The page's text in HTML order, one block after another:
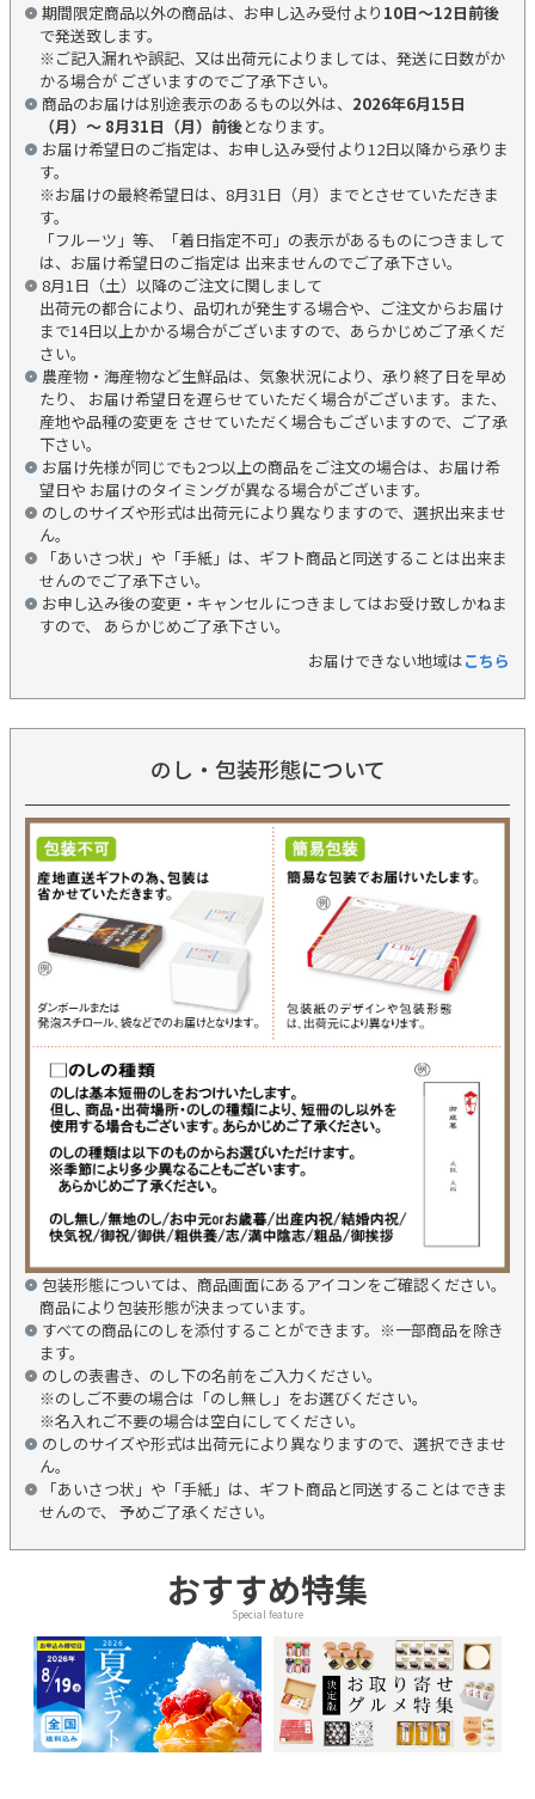
期間限定商品以外の商品は、お申し込み受付より 10日～12日前後
で発送致します。
※ご記入漏れや誤記、又は出荷元によりましては、発送に日数がか
かる場合が ございますのでご了承下さい。
商品のお届けは別途表示のあるもの以外は、 2026年6月15日
（月）～ 8月31日（月）前後となります。
お届け希望日のご指定は、お申し込み受付より12日以降から承りま
す。
※お届けの最終希望日は、8月31日（月）までとさせていただきま
す。
「フルーツ」等、「着日指定不可」の表示があるものにつきまして
は、お届け希望日のご指定は 出来ませんのでご了承下さい。
8月1日（土）以降のご注文に関しまして
出荷元の都合により、品切れが発生する場合や、ご注文からお届け
まで14日以上かかる場合がございますので、あらかじめご了承くだ
さい。
農産物・海産物など生鮮品は、気象状況により、承り終了日を早め
たり、 お届け希望日を遅らせていただく場合がございます。また、
産地や品種の変更を させていただく場合もございますので、ご了承
下さい。
お届け先様が同じでも2つ以上の商品をご注文の場合は、お届け希
望日や お届けのタイミングが異なる場合がございます。
のしのサイズや形式は出荷元により異なりますので、選択出来ませ
ん。
「あいさつ状」や「手紙」は、ギフト商品と同送することは出来ま
せんのでご了承下さい。
お申し込み後の変更・キャンセルにつきましてはお受け致しかねま
すので、 あらかじめご了承下さい。
お届けできない地域はこちら
のし・包装形態について
包装形態については、商品画面にあるアイコンをご確認ください。
商品により包装形態が決まっています。
すべての商品にのしを添付することができます。※一部商品を除き
ます。
のしの表書き、のし下の名前をご入力ください。
※のしご不要の場合は「のし無し」をお選びください。
※名入れご不要の場合は空白にしてください。
のしのサイズや形式は出荷元により異なりますので、選択できませ
ん。
「あいさつ状」や「手紙」は、ギフト商品と同送することはできま
せんので、 予めご了承ください。
おすすめ特集
Special feature